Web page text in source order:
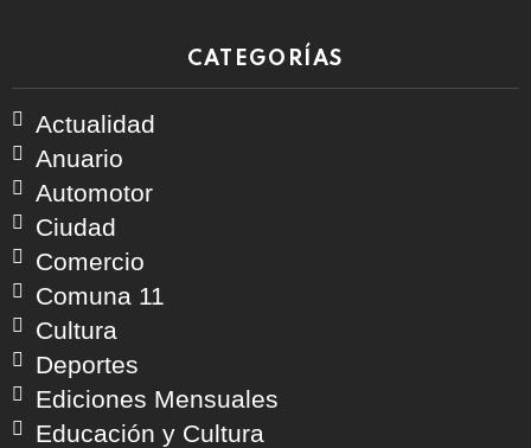
CATEGORÍAS
Actualidad
Anuario
Automotor
Ciudad
Comercio
Comuna 11
Cultura
Deportes
Ediciones Mensuales
Educación y Cultura